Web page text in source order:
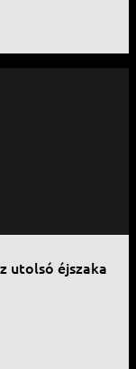
utolsó éjszaka